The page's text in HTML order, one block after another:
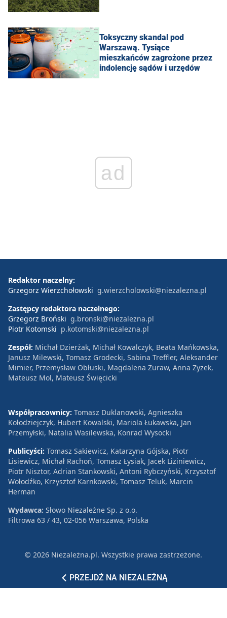
Toksyczny skandal pod
Warszawą. Tysiące
mieszkańców zagrożone przez
indolencję sądów i urzędów
ad
PRZEJDŹ NA NIEZALEŻNĄ
Redaktor naczelny:
Grzegorz Wierzchołowski g.wierzcholowski@niezalezna.pl
Zastępcy redaktora naczelnego:
Grzegorz Broński g.bronski@niezalezna.pl
Piotr Kotomski p.kotomski@niezalezna.pl
Zespół: Michał Dzierżak, Michał Kowalczyk, Beata Mańkowska,
Janusz Milewski, Tomasz Grodecki, Sabina Treffler, Aleksander
Mimier, Przemysław Obłuski, Magdalena Żuraw, Anna Zyzek,
Mateusz Mol, Mateusz Święcicki
Współpracownicy: Tomasz Duklanowski, Agnieszka
Kołodziejczyk, Hubert Kowalski, Mariola Łukawska, Jan
Przemyłski, Natalia Wasilewska, Konrad Wysocki
Publicyści: Tomasz Sakiewicz, Katarzyna Gójska, Piotr
Lisiewicz, Michał Rachoń, Tomasz Łysiak, Jacek Liziniewicz,
Piotr Nisztor, Adrian Stankowski, Antoni Rybczyński, Krzysztof
Wołodźko, Krzysztof Karnkowski, Tomasz Teluk, Marcin
Herman
Wydawca: Słowo Niezależne Sp. z o.o.
Filtrowa 63 / 43, 02-056 Warszawa, Polska
© 2026 Niezależna.pl. Wszystkie prawa zastrzeżone.
PatronatReklama Polityka prywatności